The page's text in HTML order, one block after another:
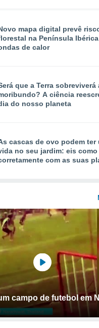
mapa digital prevê
na Península
de calor
que a Terra sobreviverá
A ciência
do nosso planeta
cascas de ovo podem ter
no seu jardim: eis
com as suas
campo de futebol em